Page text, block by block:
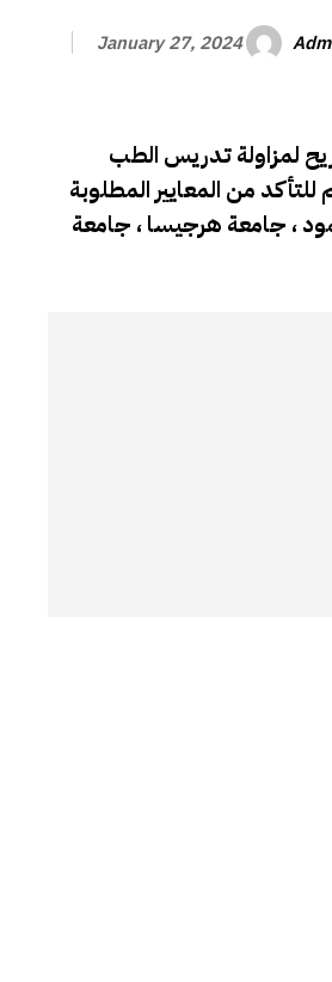
January 27, 2024
لمزاولة تدريس الطب
من المعايير المطلوبة
، جامعة هرجيسا ، جامعة